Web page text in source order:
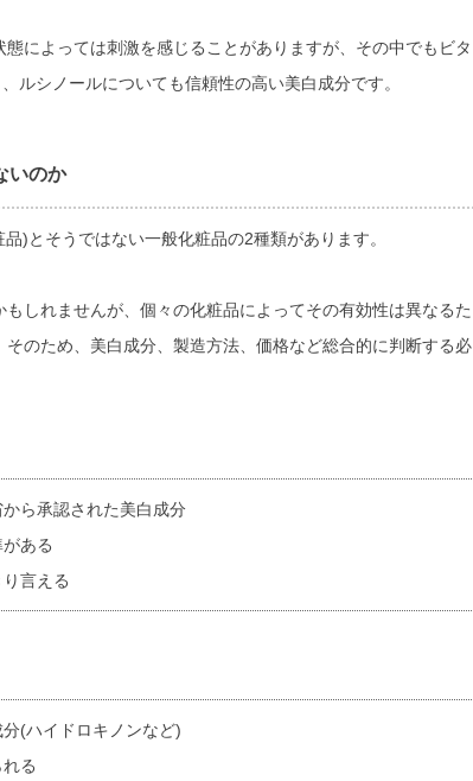
によっては刺激を感じることがありますが、その中でもビタ
ルシノールについても信頼性の高い美白成分です。
いのか
)とそうではない一般化粧品の2種類があります。
しれませんが、個々の化粧品によってその有効性は異なるた
のため、美白成分、製造方法、価格など総合的に判断する必
ら承認された美白成分
ある
言える
(ハイドロキノンなど)
る